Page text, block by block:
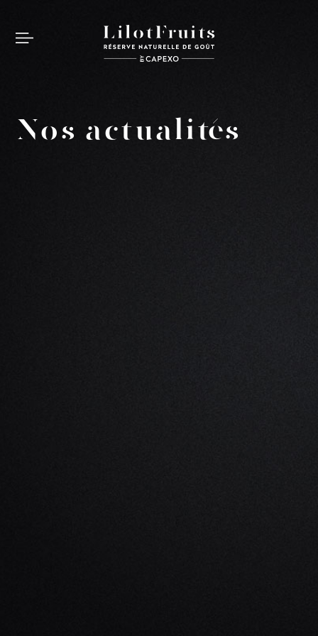
Nos actualités